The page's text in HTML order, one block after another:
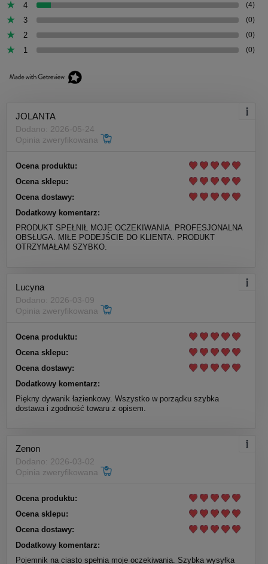
4 (4)
3 (0)
2 (0)
1 (0)
JOLANTA
Dodano: 2026-05-24
Opinia zweryfikowana
Ocena produktu:
Ocena sklepu:
Ocena dostawy:
Dodatkowy komentarz:
PRODUKT SPEŁNIŁ MOJE OCZEKIWANIA. PROFESJONALNA
OBSŁUGA. MIŁE PODEJŚCIE DO KLIENTA. PRODUKT
OTRZYMAŁAM SZYBKO.
Lucyna
Dodano: 2026-03-09
Opinia zweryfikowana
Ocena produktu:
Ocena sklepu:
Ocena dostawy:
Dodatkowy komentarz:
Piękny dywanik łazienkowy. Wszystko w porządku szybka
dostawa i zgodność towaru z opisem.
Zenon
Dodano: 2026-03-02
Opinia zweryfikowana
Ocena produktu:
Ocena sklepu:
Ocena dostawy:
Dodatkowy komentarz:
Pojemnik na ciasto spełnia moje oczekiwania. Szybka wysyłka